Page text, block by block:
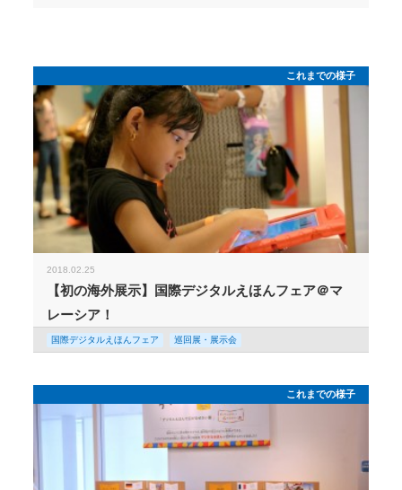
これまでの様子
2018.02.25
【初の海外展示】国際デジタルえほんフェア＠マ
レーシア！
国際デジタルえほんフェア 巡回展・展示会
これまでの様子